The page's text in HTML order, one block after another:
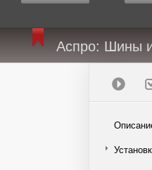
Аспро: Шины